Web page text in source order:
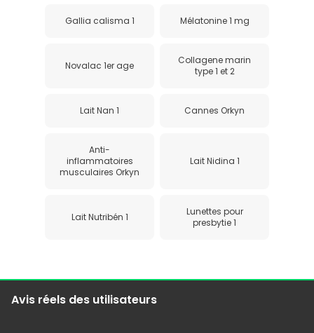
Gallia calisma 1 Mélatonine 1 mg
Novalac 1er age
Collagene marin
type 1 et 2
Lait Nan 1 Cannes Orkyn
Anti-
inflammatoires
musculaires Orkyn
Lait Nidina 1
Lait Nutribén 1
Lunettes pour
presbytie 1
Avis réels des utilisateurs